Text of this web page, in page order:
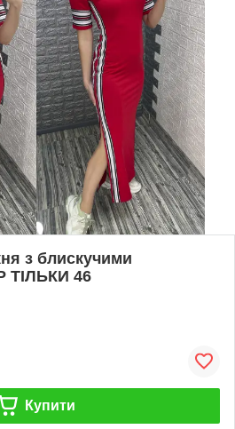
з блискучими
ТІЛЬКИ 46
Купити